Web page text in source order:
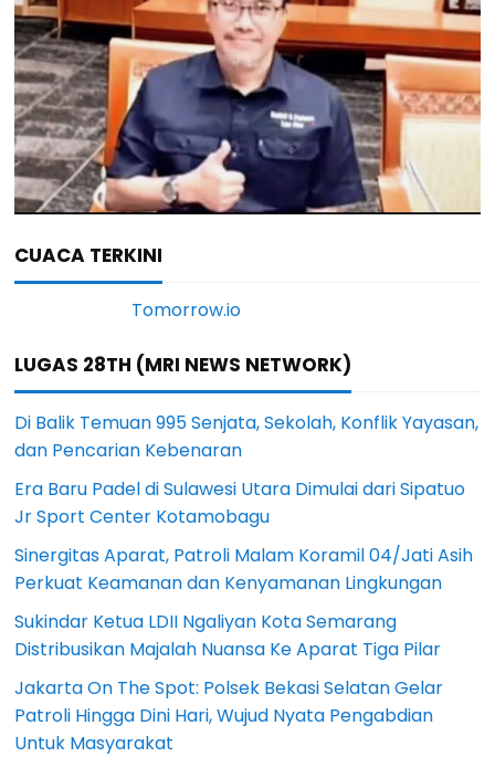
CUACA TERKINI
LUGAS 28TH (MRI NEWS NETWORK)
Di Balik Temuan 995 Senjata, Sekolah, Konflik Yayasan,
dan Pencarian Kebenaran
Era Baru Padel di Sulawesi Utara Dimulai dari Sipatuo
Jr Sport Center Kotamobagu
Sinergitas Aparat, Patroli Malam Koramil 04/Jati Asih
Perkuat Keamanan dan Kenyamanan Lingkungan
Sukindar Ketua LDII Ngaliyan Kota Semarang
Distribusikan Majalah Nuansa Ke Aparat Tiga Pilar
Jakarta On The Spot: Polsek Bekasi Selatan Gelar
Patroli Hingga Dini Hari, Wujud Nyata Pengabdian
Untuk Masyarakat